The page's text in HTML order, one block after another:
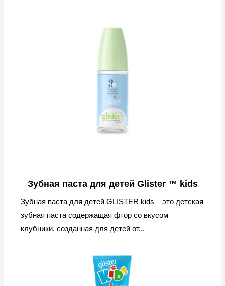
Зубная паста для детей Glister ™ kids
Зубная паста для детей GLISTER kids – это детская
зубная паста содержащая фтор со вкусом
клубники, созданная для детей от...